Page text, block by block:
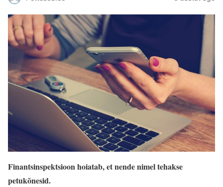
Finantsinspektsioon hoiatab, et nende nimel tehakse
petukõnesid.